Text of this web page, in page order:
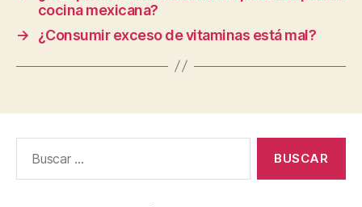
cocina mexicana?
→
¿Consumir exceso de vitaminas está mal?